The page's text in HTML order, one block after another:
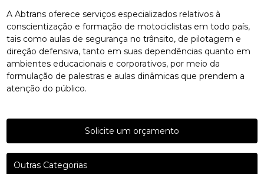
A Abtrans oferece serviços especializados relativos à
conscientização e formação de motociclistas em todo país,
tais como aulas de segurança no trânsito, de pilotagem e
direção defensiva, tanto em suas dependências quanto em
ambientes educacionais e corporativos, por meio da
formulação de palestras e aulas dinâmicas que prendem a
atenção do público.
Solicite um orçamento
Outras Categorias